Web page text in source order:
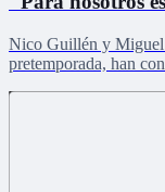
Nico Guillén y Miguel
pretemporada, han